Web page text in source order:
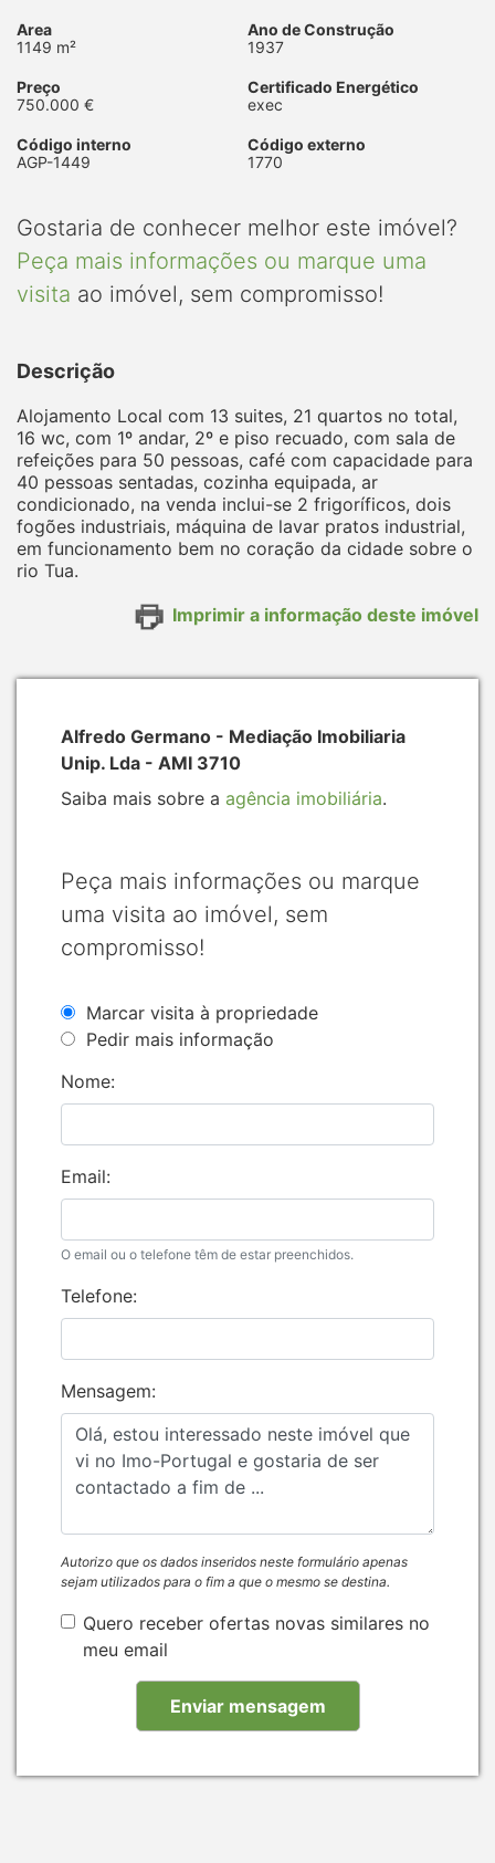
Area
1149 m²
Ano de Construção
1937
Preço
750.000 €
Certificado Energético
exec
Código interno
AGP-1449
Código externo
1770
Gostaria de conhecer melhor este imóvel?
Peça mais informações ou marque uma
visita ao imóvel, sem compromisso!
Descrição
Alojamento Local com 13 suites, 21 quartos no total,
16 wc, com 1º andar, 2º e piso recuado, com sala de
refeições para 50 pessoas, café com capacidade para
40 pessoas sentadas, cozinha equipada, ar
condicionado, na venda inclui-se 2 frigoríficos, dois
fogões industriais, máquina de lavar pratos industrial,
em funcionamento bem no coração da cidade sobre o
rio Tua.
Imprimir a informação deste imóvel
Alfredo Germano - Mediação Imobiliaria
Unip. Lda - AMI 3710
Saiba mais sobre a agência imobiliária.
Peça mais informações ou marque
uma visita ao imóvel, sem
compromisso!
Marcar visita à propriedade
Pedir mais informação
Nome:
Email:
O email ou o telefone têm de estar preenchidos.
Telefone:
Mensagem:
Autorizo que os dados inseridos neste formulário apenas
sejam utilizados para o fim a que o mesmo se destina.
Quero receber ofertas novas similares no
meu email